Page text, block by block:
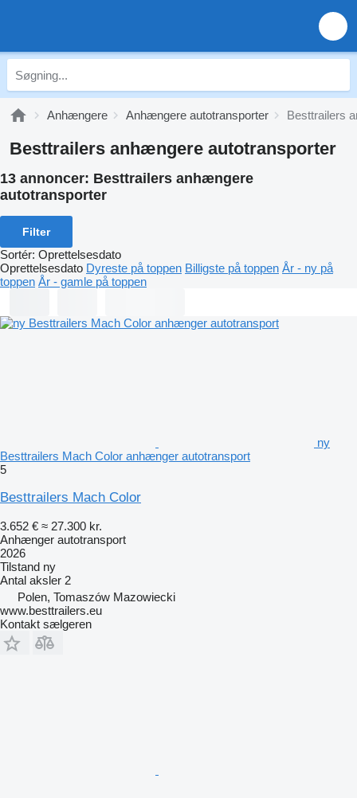
Anhængere Anhængere autotransporter Besttrailers
Besttrailers anhængere autotransporter
13 annoncer: Besttrailers anhængere
autotransporter
Filter
Sortér: Oprettelsesdato
Oprettelsesdato Dyreste på toppen Billigste på toppen År - ny på
toppen År - gamle på toppen
ny
Besttrailers Mach Color anhænger autotransport
5
Besttrailers Mach Color
3.652 € ≈ 27.300 kr.
Anhænger autotransport
2026
Tilstand ny
Antal aksler 2
Polen, Tomaszów Mazowiecki
www.besttrailers.eu
Kontakt sælgeren